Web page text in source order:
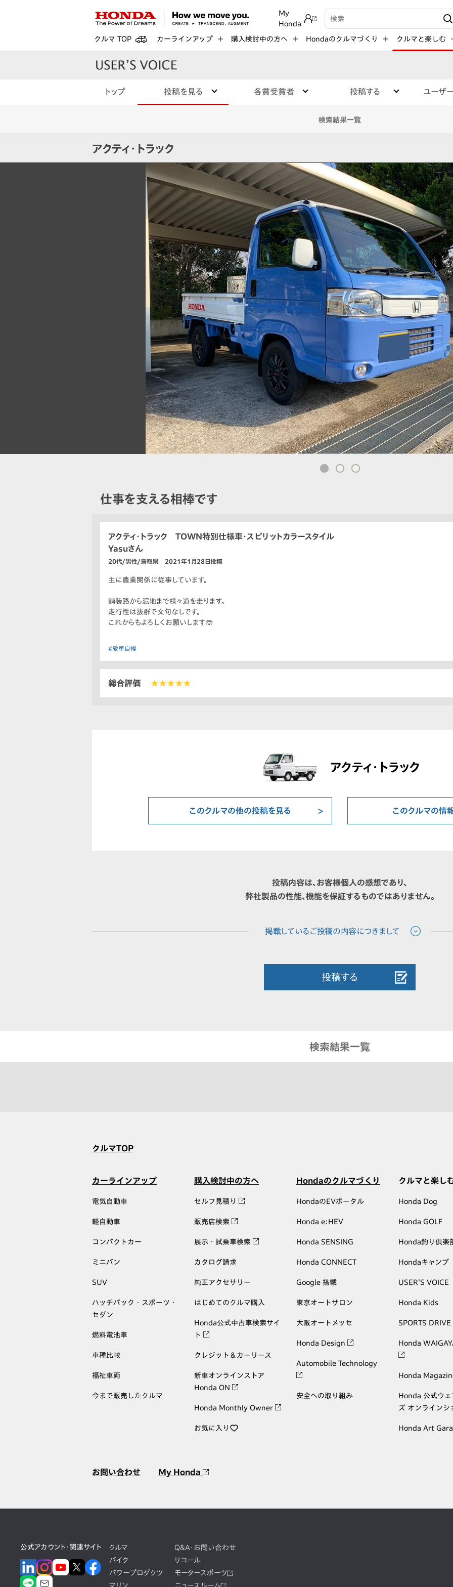
My
Honda
検索キーワード入力
クルマ TOP カーラインアップ 購入検討中の方へ Hondaのクルマづくり クルマと楽しむ
トップ 投稿を見る 各賞受賞者 投稿する ユーザ
検索結果一覧
アクティ・トラック
仕事を支える相棒です
アクティ・トラック TOWN特別仕様車・スピリットカラースタイル
Yasuさん
20代/男性/鳥取県 2021年1月28日投稿
主に農業関係に従事しています。
舗装路から泥地まで様々道を走ります。
走行性は抜群で文句なしです。
これからもよろしくお願いします🤲
#愛車自慢
総合評価 ★★★★★
アクティ・トラック
このクルマの他の投稿を見る このクルマの情
投稿内容は、お客様個人の感想であり、
弊社製品の性能、機能を保証するものではありません。
投稿する
検索結果一覧
クルマTOP
カーラインアップ
電気自動車
軽自動車
コンパクトカー
ミニバン
SUV
ハッチバック・スポーツ・
セダン
燃料電池車
車種比較
福祉車両
今まで販売したクルマ
購入検討中の方へ
セルフ見積り
販売店検索
展示・試乗車検索
カタログ請求
純正アクセサリー
はじめてのクルマ購入
Honda公式中古車検索サイ
ト
クレジット＆カーリース
新車オンラインストア
Honda ON
Honda Monthly Owner
お気に入り
Hondaのクルマづくり
HondaのEVポータル
Honda e:HEV
Honda SENSING
Honda CONNECT
Google 搭載
東京オートサロン
大阪オートメッセ
Honda Design
Automobile Technology
安全への取り組み
クルマと楽し
Honda Dog
Honda GOLF
Honda釣り倶楽
Hondaキャンプ
USER'S VOICE
Honda Kids
SPORTS DRIVE
Honda
Honda
Honda 公式ウェ
ズ オンラインシ
Honda Art
お問い合わせ My Honda
公式アカウント・関連サイト
クルマ
バイク
パワープロダクツ
マリン
Q&A・お問い合わせ
リコール
モータースポーツ
ニュースルーム